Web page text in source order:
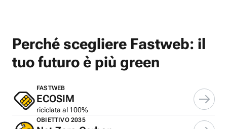
Perché scegliere Fastweb: il
tuo futuro è più green
FASTWEB
ECOSIM
riciclata al 100%
OBIETTIVO 2035